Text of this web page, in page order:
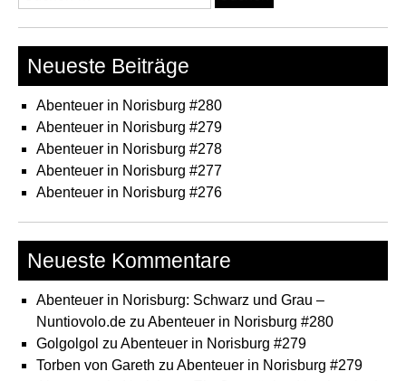
nach:
Neueste Beiträge
Abenteuer in Norisburg #280
Abenteuer in Norisburg #279
Abenteuer in Norisburg #278
Abenteuer in Norisburg #277
Abenteuer in Norisburg #276
Neueste Kommentare
Abenteuer in Norisburg: Schwarz und Grau –
Nuntiovolo.de zu Abenteuer in Norisburg #280
Golgolgol zu Abenteuer in Norisburg #279
Torben von Gareth zu Abenteuer in Norisburg #279